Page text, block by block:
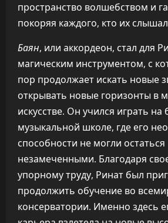
пространство волшебством и
покоряя каждого, кто их
Баян, или аккордеон, стал для
магическим инструментом, с
пор продолжает искать новые
открывать новые горизонты в
искусстве. Он учился играть на
музыкальной школе, где его
способности не могли остаться
незамеченными. Благодаря
упорному труду, Ринат был
продолжить обучение во
консерватории. Именно здесь